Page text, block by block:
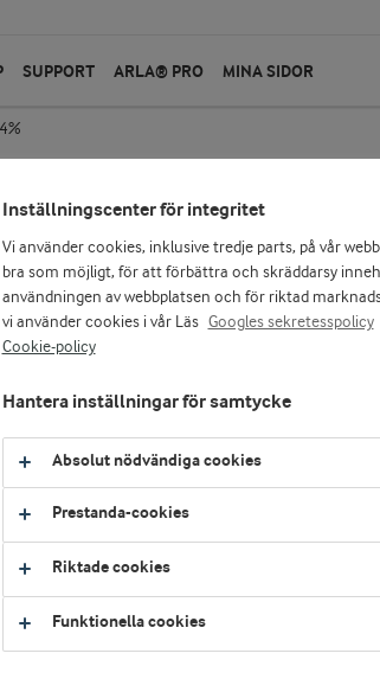
SUPPORT ARLA® PRO MINA SIDOR
Arla Köket®
Riven
150 g
Arla Köket® riven
Präst® och
och ger god smak
rotfruktsgratäng?
mjölk.
Inställningscenter för integritet
Vi använder cookies, inklusive tredje parts, på vår
bra som möjligt, för att förbättra och skräddarsy
användningen av webbplatsen och för riktad
vi använder cookies i vår Läs Googles sekretesspolicy
Cookie-policy
Hantera inställningar för samtycke
Absolut nödvändiga cookies
Prestanda-cookies
Riktade cookies
Funktionella cookies